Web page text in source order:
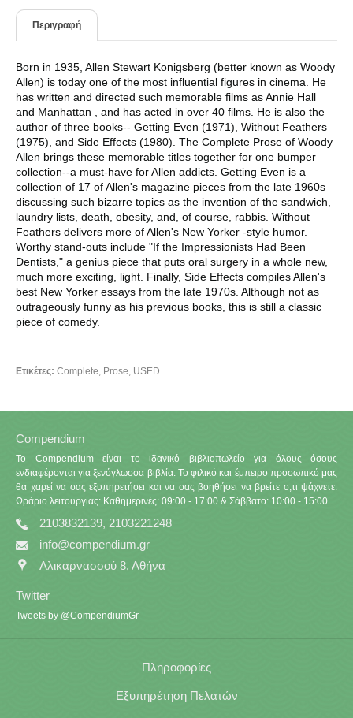
Περιγραφή
Born in 1935, Allen Stewart Konigsberg (better known as Woody
Allen) is today one of the most influential figures in cinema. He
has written and directed such memorable films as Annie Hall
and Manhattan , and has acted in over 40 films. He is also the
author of three books-- Getting Even (1971), Without Feathers
(1975), and Side Effects (1980). The Complete Prose of Woody
Allen brings these memorable titles together for one bumper
collection--a must-have for Allen addicts. Getting Even is a
collection of 17 of Allen's magazine pieces from the late 1960s
discussing such bizarre topics as the invention of the sandwich,
laundry lists, death, obesity, and, of course, rabbis. Without
Feathers delivers more of Allen's New Yorker -style humor.
Worthy stand-outs include "If the Impressionists Had Been
Dentists," a genius piece that puts oral surgery in a whole new,
much more exciting, light. Finally, Side Effects compiles Allen's
best New Yorker essays from the late 1970s. Although not as
outrageously funny as his previous books, this is still a classic
piece of comedy.
Ετικέτες: Complete, Prose, USED
Compendium
Το Compendium είναι το ιδανικό βιβλιοπωλείο για όλους όσους
ενδιαφέρονται για ξενόγλωσσα βιβλία. Το φιλικό και έμπειρο προσωπικό μας
θα χαρεί να σας εξυπηρετήσει και να σας βοηθήσει να βρείτε ο,τι ψάχνετε.
Ωράριο λειτουργίας: Καθημερινές: 09:00 - 17:00 & Σάββατο: 10:00 - 15:00
2103832139, 2103221248
info@compendium.gr
Αλικαρνασσού 8, Αθήνα
Twitter
Tweets by @CompendiumGr
Πληροφορίες
Εξυπηρέτηση Πελατών